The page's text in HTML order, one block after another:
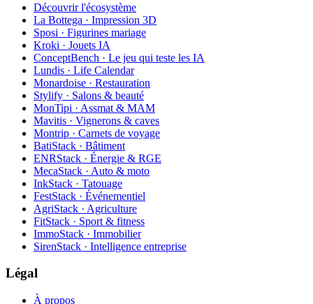
Découvrir l'écosystème
La Bottega · Impression 3D
Sposi · Figurines mariage
Kroki · Jouets IA
ConceptBench · Le jeu qui teste les IA
Lundis · Life Calendar
Monardoise · Restauration
Stylify · Salons & beauté
MonTipi · Assmat & MAM
Mavitis · Vignerons & caves
Montrip · Carnets de voyage
BatiStack · Bâtiment
ENRStack · Énergie & RGE
MecaStack · Auto & moto
InkStack · Tatouage
FestStack · Événementiel
AgriStack · Agriculture
FitStack · Sport & fitness
ImmoStack · Immobilier
SirenStack · Intelligence entreprise
Légal
À propos